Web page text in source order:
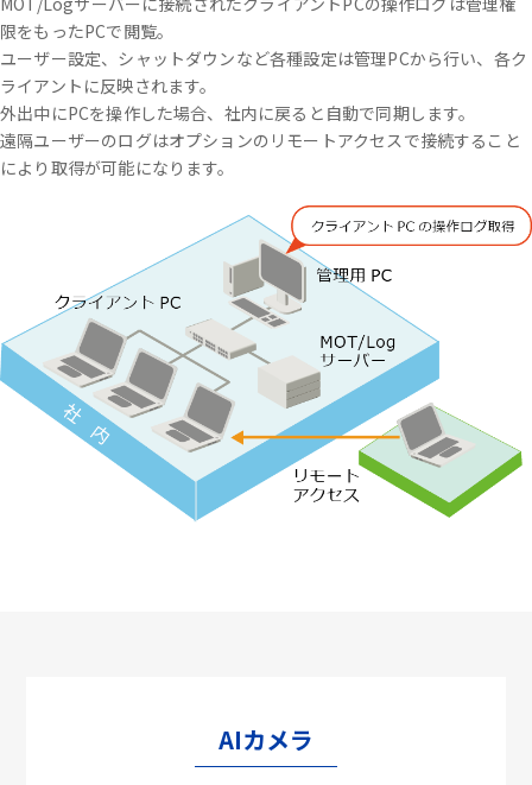
限をもったPCで閲覧。
ユーザー設定、シャットダウンなど各種設定は管理PCから行い、各ク
ライアントに反映されます。
外出中にPCを操作した場合、社内に戻ると自動で同期します。
遠隔ユーザーのログはオプションのリモートアクセスで接続すること
により取得が可能になります。
AIカメラ